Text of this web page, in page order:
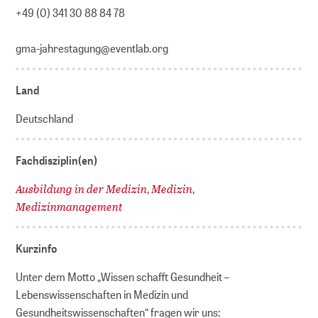
+49 (0) 341 30 88 84 78
gma-jahrestagung@eventlab.org
Land
Deutschland
Fachdisziplin(en)
Ausbildung in der Medizin,Medizin,
Medizinmanagement
Kurzinfo
Unter dem Motto „Wissen schafft Gesundheit –
Lebenswissenschaften in Medizin und
Gesundheitswissenschaften“ fragen wir uns: